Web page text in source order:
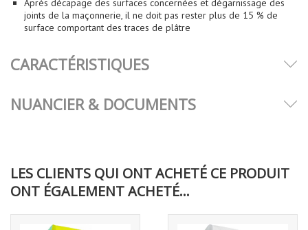
Après décapage des surfaces concernées et dégarnissage des
joints de la maçonnerie, il ne doit pas rester plus de 15 % de
surface comportant des traces de plâtre
CARACTÉRISTIQUES
NUANCIER & DOCUMENTS
LES CLIENTS QUI ONT ACHETÉ CE PRODUIT
ONT ÉGALEMENT ACHETÉ...